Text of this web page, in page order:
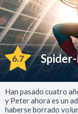
6.7
Han pasado cuatro
y Peter ahora es un
haberse borrado